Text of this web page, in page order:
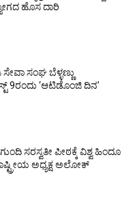
ಹೊಸ ದಾರಿ
ಸಂಘ ಬೆಳ್ಳಣ್ಣು
9ರಂದು ‘ಆಟಿಡೊಂಜಿ ದಿನ’
ಸರಸ್ವತೀ ಪೀಠಕ್ಕೆ ವಿಶ್ವ ಹಿಂದೂ
ಅಧ್ಯಕ್ಷ ಅಲೋಕ್